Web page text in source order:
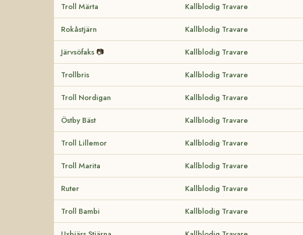
Troll Märta Kallblodig Travare
Rokåstjärn Kallblodig Travare
Järvsöfaks 📷 Kallblodig Travare
Trollbris Kallblodig Travare
Troll Nordigan Kallblodig Travare
Östby Bäst Kallblodig Travare
Troll Lillemor Kallblodig Travare
Troll Marita Kallblodig Travare
Ruter Kallblodig Travare
Troll Bambi Kallblodig Travare